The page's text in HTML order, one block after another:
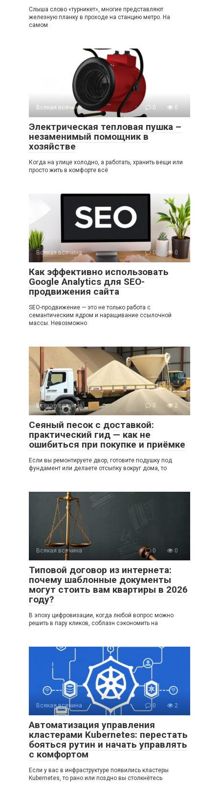
Слыша слово «турникет», многие представляют
железную планку в проходе на станцию метро. На
самом
Всякая всячина 0 0
Электрическая тепловая пушка –
незаменимый помощник в
хозяйстве
Когда на улице холодно, а работать, хранить вещи или
просто жить в комфорте всё
Всякая всячина 0 0
Как эффективно использовать
Google Analytics для SEO-
продвижения сайта
SEO-продвижение — это не только работа с
семантическим ядром и наращивание ссылочной
массы. Невозможно
Всякая всячина 0 2
Сеяный песок с доставкой:
практический гид — как не
ошибиться при покупке и приёмке
Если вы ремонтируете двор, готовите подушку под
фундамент или делаете отсыпку вокруг дома, то
Всякая всячина 0 0
Типовой договор из интернета:
почему шаблонные документы
могут стоить вам квартиры в 2026
году?
В эпоху цифровизации, когда любой вопрос можно
решить в пару кликов, соблазн сэкономить на
Всякая всячина 0 2
Автоматизация управления
кластерами Kubernetes: перестать
бояться рутин и начать управлять
с комфортом
Если у вас в инфраструктуре появились кластеры
Kubernetes, то рано или поздно вы столкнётесь